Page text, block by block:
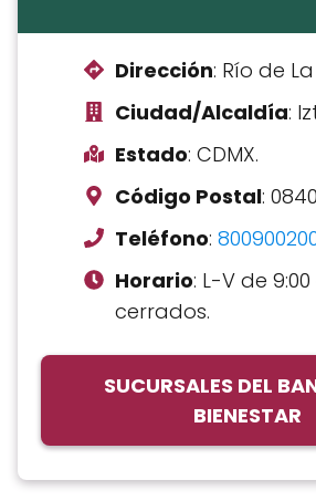
Dirección: Río de
Ciudad/Alcaldía:
Estado: CDMX.
Código Postal:
Teléfono:
Horario: L-V de 9:00
cerrados.
SUCURSALES DEL
BIENESTAR